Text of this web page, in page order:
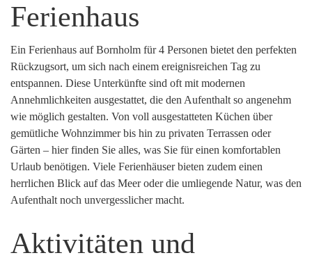
Ferienhaus
Ein Ferienhaus auf Bornholm für 4 Personen bietet den perfekten
Rückzugsort, um sich nach einem ereignisreichen Tag zu
entspannen. Diese Unterkünfte sind oft mit modernen
Annehmlichkeiten ausgestattet, die den Aufenthalt so angenehm
wie möglich gestalten. Von voll ausgestatteten Küchen über
gemütliche Wohnzimmer bis hin zu privaten Terrassen oder
Gärten – hier finden Sie alles, was Sie für einen komfortablen
Urlaub benötigen. Viele Ferienhäuser bieten zudem einen
herrlichen Blick auf das Meer oder die umliegende Natur, was den
Aufenthalt noch unvergesslicher macht.
Aktivitäten und